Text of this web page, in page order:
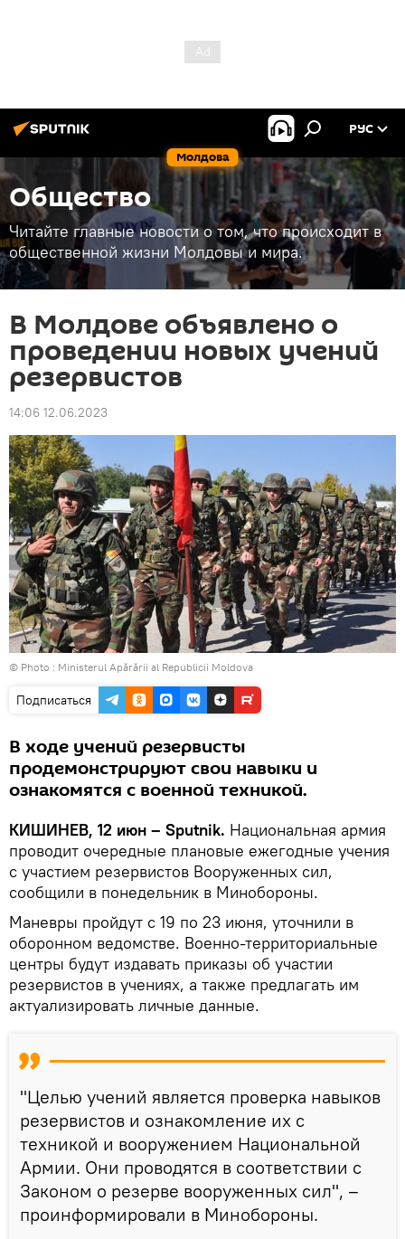
Молдова
РУС
Общество
Читайте главные новости о том, что происходит в
общественной жизни Молдовы и мира.
В Молдове объявлено о
проведении новых учений
резервистов
14:06 12.06.2023
© Photo : Ministerul Apărării al Republicii Moldova
Подписаться
В ходе учений резервисты
продемонстрируют свои навыки и
ознакомятся с военной техникой.
КИШИНЕВ, 12 июн – Sputnik. Национальная армия
проводит очередные плановые ежегодные учения
с участием резервистов Вооруженных сил,
сообщили в понедельник в Минобороны.
Маневры пройдут с 19 по 23 июня, уточнили в
оборонном ведомстве. Военно-территориальные
центры будут издавать приказы об участии
резервистов в учениях, а также предлагать им
актуализировать личные данные.
"Целью учений является проверка навыков
резервистов и ознакомление их с
техникой и вооружением Национальной
Армии. Они проводятся в соответствии с
Законом о резерве вооруженных сил", –
проинформировали в Минобороны.